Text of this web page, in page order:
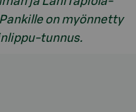
on myönnetty
tunnus.